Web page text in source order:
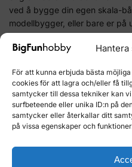
Hantera
För att kunna erbjuda bästa
cookies för att lagra och/eller få
samtycker till dessa tekniker kan
surfbeteende eller unika ID:n på
samtycker eller återkallar ditt
på vissa egenskaper och
ved å bygge din egen skala-
modellbygger, eller bare er
hobby, vil dette
med byggeglede.
Ikke vent, start din
treskipsmodell byggesett her.